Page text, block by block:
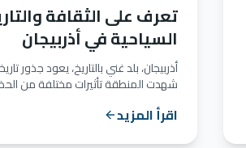
تعرف على الثقافة
السياحية في أذربيجان
أذربيجان، بلد غني بالتاريخ، يعود جذور
شهدت المنطقة تأثيرات مختلفة من
اقرأ المزيد